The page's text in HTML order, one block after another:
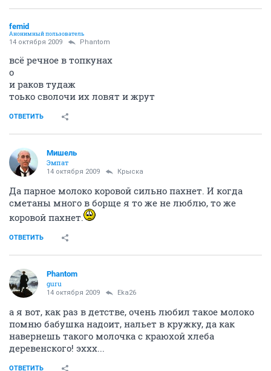
femid
Анонимный пользователь
14 октября 2009 Phantom
всё речное в топкунах
о
и раков тудаж
тоько сволочи их ловят и жрут
ОТВЕТИТЬ
Мишель
Эмпат
14 октября 2009 Крыска
Да парное молоко коровой сильно пахнет. И когда
сметаны много в борще я то же не люблю, то же
коровой пахнет.
ОТВЕТИТЬ
Phantom
guru
14 октября 2009 Eka26
а я вот, как раз в детстве, очень любил такое молоко
помню бабушка надоит, нальет в кружку, да как
навернешь такого молочка с краюхой хлеба
деревенского! эххх...
ОТВЕТИТЬ